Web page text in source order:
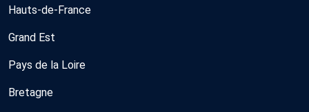
Hauts-de-France
Grand Est
Pays de la Loire
Bretagne